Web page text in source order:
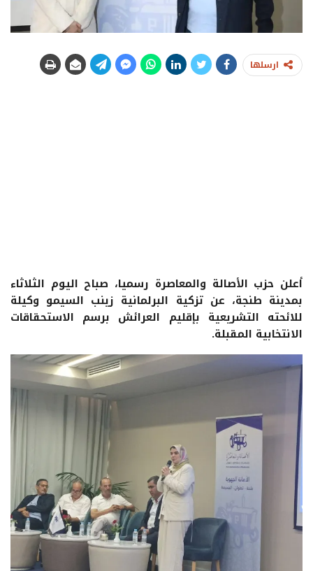
ارسلها
أعلن حزب الأصالة والمعاصرة رسميا، صباح اليوم الثلاثاء
بمدينة طنجة، عن تزكية البرلمانية زينب السيمو وكيلة
للائحته التشريعية بإقليم العرائش برسم الاستحقاقات
الانتخابية المقبلة.